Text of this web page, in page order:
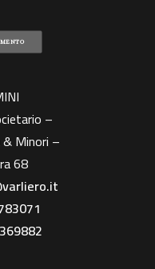
–
Minori –
68